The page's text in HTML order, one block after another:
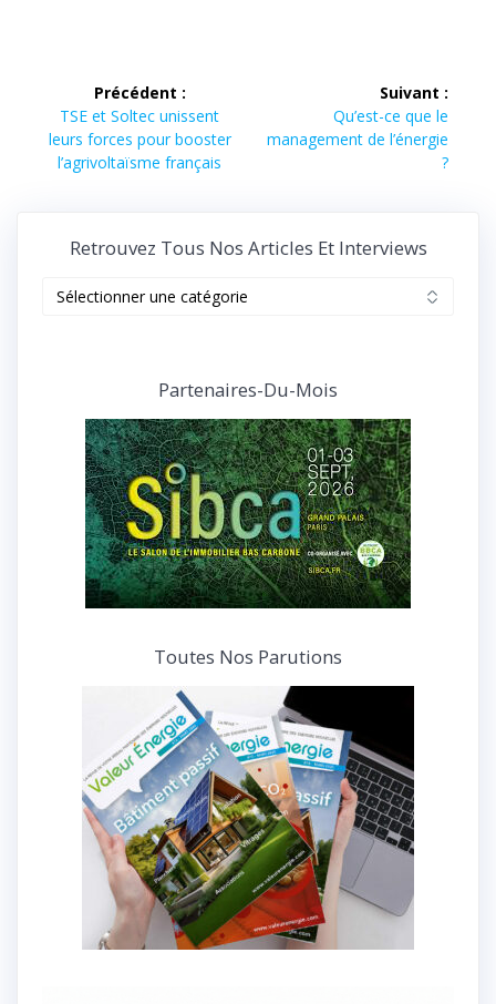
Navigation
de
l’article
Précédent :
Article
précédent :
TSE et Soltec unissent
leurs forces pour booster
l’agrivoltaïsme français
Suivant :
Article
suivant :
Qu’est-ce que le
management de l’énergie
?
Retrouvez Tous Nos Articles Et Interviews
interviews
Partenaires-Du-Mois
Toutes Nos Parutions